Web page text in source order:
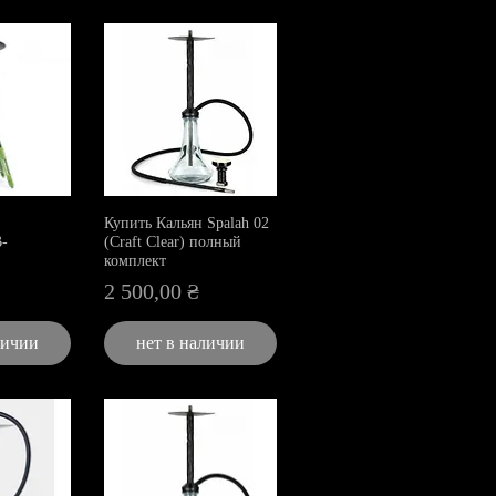
Купить Кальян Spalah 02
(Craft Clear) полный
комплект
Цена
2 500,00 ₴
нет в наличии